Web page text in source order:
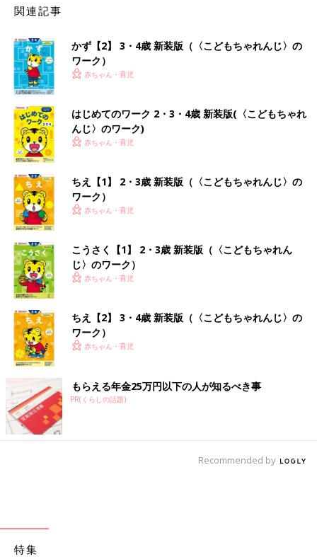
関連記事
かず【2】 3・4歳 新装版（〈こどもちゃれんじ〉の
ワーク）
赤ちゃん・育児
はじめてのワーク 2・3・4歳 新装版(〈こどもちゃれ
んじ〉のワーク)
赤ちゃん・育児
ちえ【1】 2・3歳 新装版（〈こどもちゃれんじ〉の
ワーク）
赤ちゃん・育児
こうさく【1】 2・3歳 新装版（〈こどもちゃれん
じ〉のワーク）
赤ちゃん・育児
ちえ【2】 3・4歳 新装版（〈こどもちゃれんじ〉の
ワーク）
赤ちゃん・育児
もらえる年金25万円以下の人が知るべき事
PR(くらしの話題)
Recommended by
特集